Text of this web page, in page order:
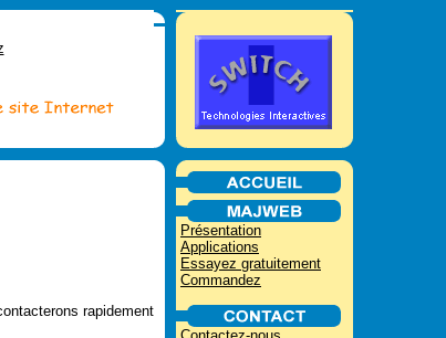
rapidement
Présentation
Applications
Essayez gratuitement
Commandez